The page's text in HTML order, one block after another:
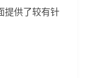
提供了较有针